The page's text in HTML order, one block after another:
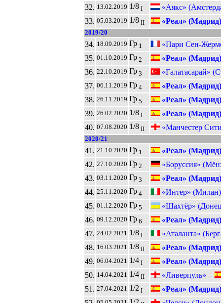
32. 13.02.2019 1/8 I
«Аякс»
33. 05.03.2019 1/8 II «Реал» (Мадрид)
2019/20
34. 18.09.2019 Гр 1
«Пари Сен-
35. 01.10.2019 Гр 2
«Реал» (Мадрид)
36. 22.10.2019 Гр 3
«Галатасарай»
37. 06.11.2019 Гр 4
«Реал» (Мадрид)
38. 26.11.2019 Гр 5
«Реал» (Мадрид)
39. 26.02.2020 1/8 I
«Реал» (Мадрид)
40. 07.08.2020 1/8 II «Манчестер
2020/21
41. 21.10.2020 Гр 1
«Реал» (Мадрид)
42. 27.10.2020 Гр 2
«Боруссия»
43. 03.11.2020 Гр 3
«Реал» (Мадрид)
44. 25.11.2020 Гр 4
«Интер»
45. 01.12.2020 Гр 5
«Шахтёр»
46. 09.12.2020 Гр 6
«Реал» (Мадрид)
47. 24.02.2021 1/8 I
«Аталанта»
48. 16.03.2021 1/8 II
«Реал» (Мадрид)
49. 06.04.2021 1/4 I
«Реал» (Мадрид)
50. 14.04.2021 1/4 II
«Ливерпуль» –
51. 27.04.2021 1/2 I
«Реал» (Мадрид)